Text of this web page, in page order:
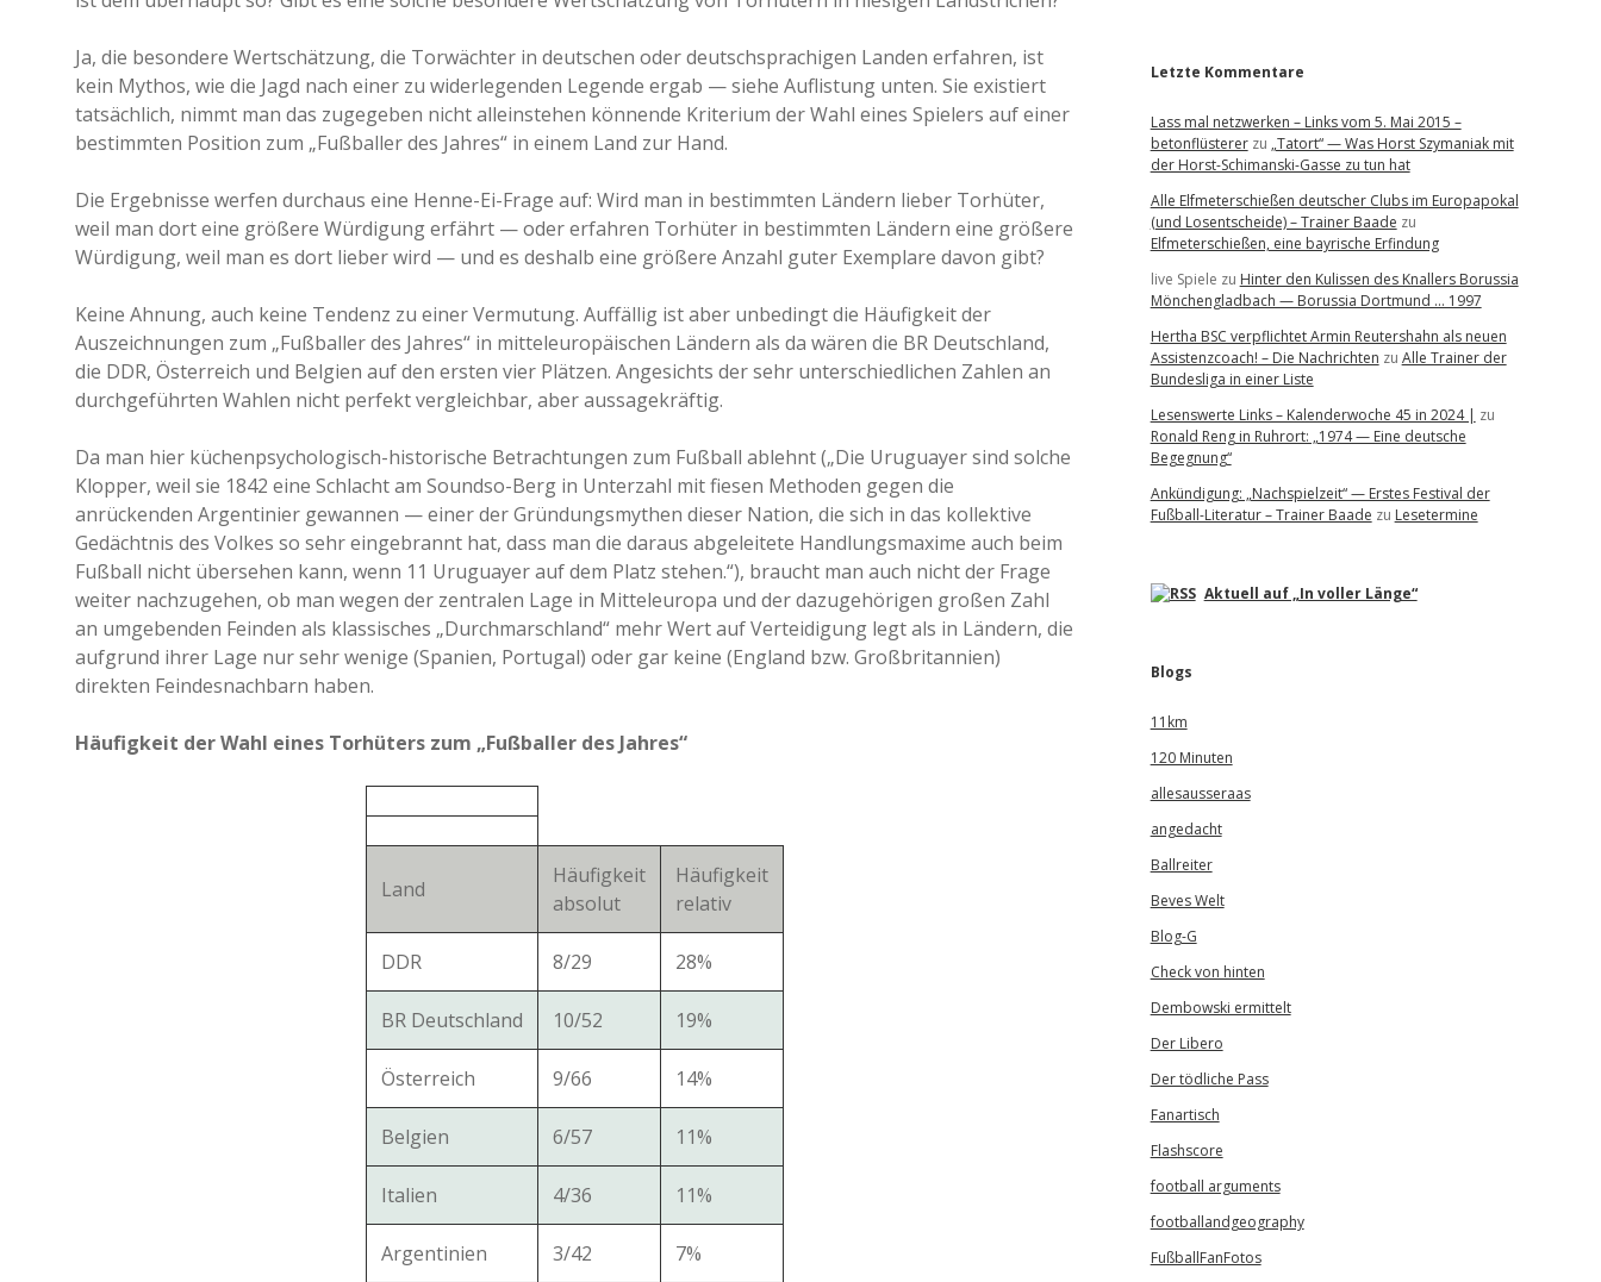
a
a
d
e
Ja, die besondere Wertschätzung, die Torwächter in deutschen oder deutschsprachigen Landen erfahren, ist
kein Mythos, wie die Jagd nach einer zu widerlegenden Legende ergab — siehe Auflistung unten. Sie existiert
tatsächlich, nimmt man das zugegeben nicht alleinstehen könnende Kriterium der Wahl eines Spielers auf einer
bestimmten Position zum „Fußballer des Jahres“ in einem Land zur Hand.
Die Ergebnisse werfen durchaus eine Henne-Ei-Frage auf: Wird man in bestimmten Ländern lieber Torhüter,
weil man dort eine größere Würdigung erfährt — oder erfahren Torhüter in bestimmten Ländern eine größere
Würdigung, weil man es dort lieber wird — und es deshalb eine größere Anzahl guter Exemplare davon gibt?
Keine Ahnung, auch keine Tendenz zu einer Vermutung. Auffällig ist aber unbedingt die Häufigkeit der
Auszeichnungen zum „Fußballer des Jahres“ in mitteleuropäischen Ländern als da wären die BR Deutschland,
die DDR, Österreich und Belgien auf den ersten vier Plätzen. Angesichts der sehr unterschiedlichen Zahlen an
durchgeführten Wahlen nicht perfekt vergleichbar, aber aussagekräftig.
Da man hier küchenpsychologisch-historische Betrachtungen zum Fußball ablehnt („Die Uruguayer sind solche
Klopper, weil sie 1842 eine Schlacht am Soundso-Berg in Unterzahl mit fiesen Methoden gegen die
anrückenden Argentinier gewannen — einer der Gründungsmythen dieser Nation, die sich in das kollektive
Gedächtnis des Volkes so sehr eingebrannt hat, dass man die daraus abgeleitete Handlungsmaxime auch beim
Fußball nicht übersehen kann, wenn 11 Uruguayer auf dem Platz stehen.“), braucht man auch nicht der Frage
weiter nachzugehen, ob man wegen der zentralen Lage in Mitteleuropa und der dazugehörigen großen Zahl
an umgebenden Feinden als klassisches „Durchmarschland“ mehr Wert auf Verteidigung legt als in Ländern, die
aufgrund ihrer Lage nur sehr wenige (Spanien, Portugal) oder gar keine (England bzw. Großbritannien)
direkten Feindesnachbarn haben.
Häufigkeit der Wahl eines Torhüters zum „Fußballer des Jahres“
Land
Häufigkeit
absolut
Häufigkeit
relativ
DDR 8/29 28%
BR Deutschland 10/52 19%
Österreich 9/66 14%
Belgien 6/57 11%
Italien 4/36 11%
Argentinien 3/42 7%
Letzte Kommentare
Lass mal netzwerken – Links vom 5. Mai 2015 –
betonflüstererzu „Tatort“ — Was Horst Szymaniak mit
der Horst-Schimanski-Gasse zu tun hat
Alle Elfmeterschießen deutscher Clubs im Europapokal
(und Losentscheide) – Trainer Baade zu
Elfmeterschießen, eine bayrische Erfindung
live Spiele zu Hinter den Kulissen des Knallers Borussia
Mönchengladbach — Borussia Dortmund … 1997
Hertha BSC verpflichtet Armin Reutershahn als neuen
Assistenzcoach! – Die Nachrichten zu Alle Trainer der
Bundesliga in einer Liste
Lesenswerte Links – Kalenderwoche 45 in 2024 | zu
Ronald Reng in Ruhrort: „1974 — Eine deutsche
Begegnung“
Ankündigung: „Nachspielzeit“ — Erstes Festival der
Fußball-Literatur – Trainer Baade zu Lesetermine
Aktuell auf „In voller Länge“
Blogs
11km
120 Minuten
allesausseraas
angedacht
Ballreiter
Beves Welt
Blog-G
Check von hinten
Dembowski ermittelt
Der Libero
Der tödliche Pass
Fanartisch
Flashscore
football arguments
footballandgeography
FußballFanFotos